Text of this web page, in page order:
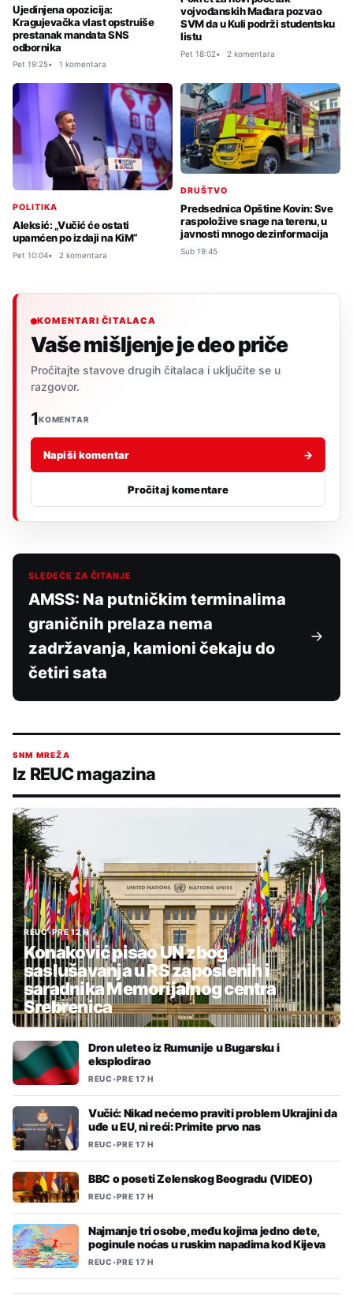
Ujedinjena opozicija:
Kragujevačka vlast opstruiše
prestanak mandata SNS
odbornika
Pet 19:25 1 komentara
vojvođanskih Mađara pozvao
SVM da u Kuli podrži studentsku
listu
Pet 18:02 2 komentara
POLITIKA
Aleksić: „Vučić će ostati
upamćen po izdaji na KiM“
Pet 10:04 2 komentara
DRUŠTVO
Predsednica Opštine Kovin: Sve
raspoložive snage na terenu, u
javnosti mnogo dezinformacija
Sub 19:45
KOMENTARI ČITALACA
Vaše mišljenje je deo priče
Pročitajte stavove drugih čitalaca i uključite se u
razgovor.
1KOMENTAR
Napiši komentar →
Pročitaj komentare
SLEDEĆE ZA ČITANJE
AMSS: Na putničkim terminalima
graničnih prelaza nema
zadržavanja, kamioni čekaju do
četiri sata
SNM MREŽA
Iz REUC magazina
REUC•PRE 12 H
Konaković pisao UN zbog
saslušavanja u RS zaposlenih i
saradnika Memorijalnog centra
Srebrenica
Dron uleteo iz Rumunije u Bugarsku i
eksplodirao
REUC•PRE 17 H
Vučić: Nikad nećemo praviti problem Ukrajini da
uđe u EU, ni reći: Primite prvo nas
REUC•PRE 17 H
BBC o poseti Zelenskog Beogradu (VIDEO)
REUC•PRE 17 H
Najmanje tri osobe, među kojima jedno dete,
poginule noćas u ruskim napadima kod Kijeva
REUC•PRE 17 H